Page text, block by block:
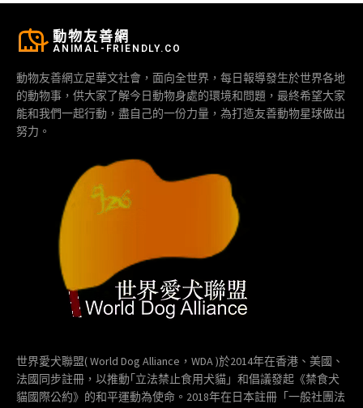
動物友善網
ANIMAL-FRIENDLY.CO
動物友善網立足華文社會，面向全世界，每日報導發生於世界各地
的動物事，供大家了解今日動物身處的環境和問題，最終希望大家
能和我們一起行動，盡自己的一份力量，為打造友善動物星球做出
努力。
世界愛犬聯盟( World Dog Alliance，WDA )於2014年在香港、美國、
法國同步註冊，以推動｢立法禁止食用犬貓」和倡議發起《禁食犬
貓國際公約》的和平運動為使命。2018年在日本註冊「一般社團法